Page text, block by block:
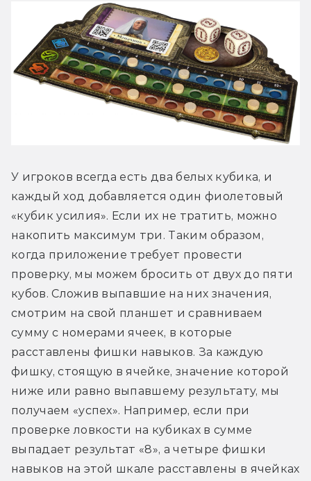
У игроков всегда есть два белых кубика, и
каждый ход добавляется один фиолетовый
«кубик усилия». Если их не тратить, можно
накопить максимум три. Таким образом,
когда приложение требует провести
проверку, мы можем бросить от двух до пяти
кубов. Сложив выпавшие на них значения,
смотрим на свой планшет и сравниваем
сумму с номерами ячеек, в которые
расставлены фишки навыков. За каждую
фишку, стоящую в ячейке, значение которой
ниже или равно выпавшему результату, мы
получаем «успех». Например, если при
проверке ловкости на кубиках в сумме
выпадает результат «8», а четыре фишки
навыков на этой шкале расставлены в ячейках